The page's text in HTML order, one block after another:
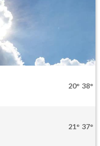
20° 38°
21° 37°